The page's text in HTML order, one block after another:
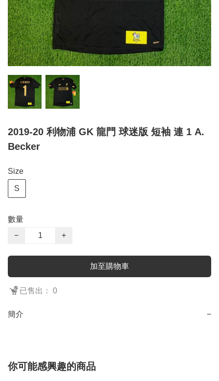
2019-20 利物浦 GK 龍門 球迷版 短袖 連 1 A.
Becker
Size
S
數量
−
+
加至購物車
已售出： 0
簡介 −
你可能感興趣的商品